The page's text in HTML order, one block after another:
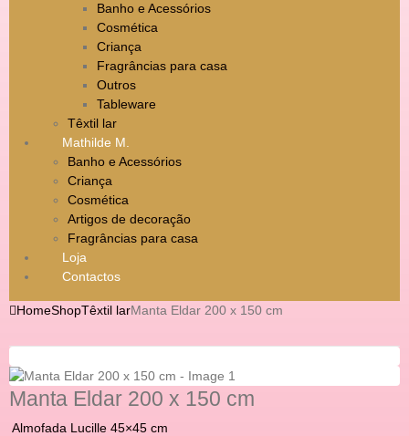
Banho e Acessórios
Cosmética
Criança
Fragrâncias para casa
Outros
Tableware
Têxtil lar
Mathilde M.
Banho e Acessórios
Criança
Cosmética
Artigos de decoração
Fragrâncias para casa
Loja
Contactos
HomeShopTêxtil larManta Eldar 200 x 150 cm
Manta Eldar 200 x 150 cm
Almofada Lucille 45×45 cm